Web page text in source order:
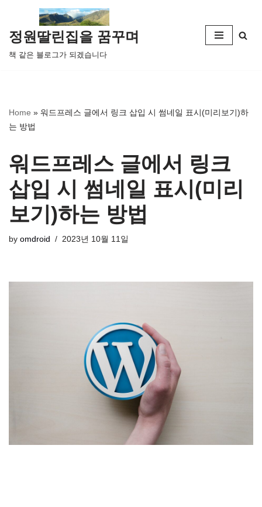
콘
텐
츠
뛰
기
정원딸린집을 꿈꾸며
책 같은 블로그가 되겠습니다
Home » 워드프레스 글에서 링크 삽입 시 썸네일 표시(미리보기)하
는 방법
워드프레스 글에서 링크
삽입 시 썸네일 표시(미리
보기)하는 방법
by omdroid 2023년 10월 11일